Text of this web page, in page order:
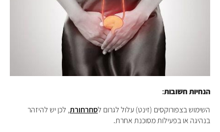
הנחיות חשובות:
השימוש בצפורוקסים (זינט) עלול לגרום לסחרחורת, לכן יש להיזהר
בנהיגה או בפעילות מסוכנת אחרת.